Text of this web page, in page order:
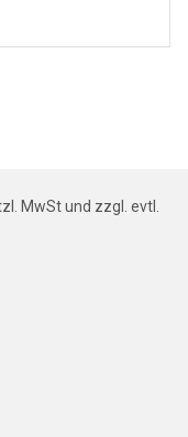
MwSt und zzgl. evtl.